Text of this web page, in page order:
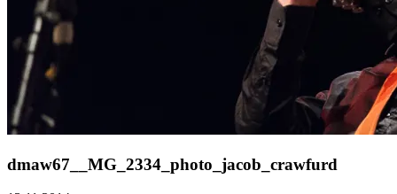
dmaw67__MG_2334_photo_jacob_crawfurd